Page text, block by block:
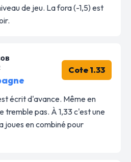
de jeu. La fora (-1,5) est
Cote 1.33
écrit d'avance. Même en
tremble pas. À 1,33 c'est une
joues en combiné pour